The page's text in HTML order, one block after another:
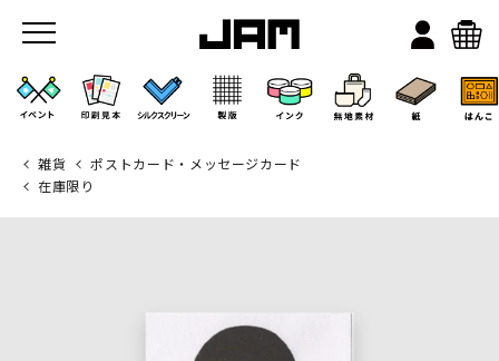
雑貨
ポストカード・メッセージカード
在庫限り